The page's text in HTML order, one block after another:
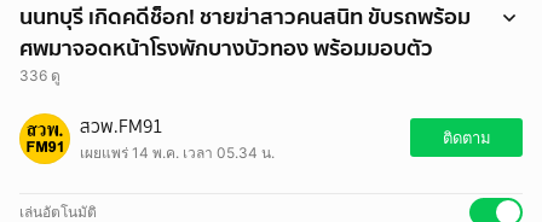
นนทบุรี เกิดคดีช็อก! ชายฆ่าสาวคนสนิท ขับรถพร้อม
ศพมาจอดหน้าโรงพักบางบัวทอง พร้อมมอบตัว
336 ดู
นนทบุรี เกิดคดีช็อก! ชายฆ่าสาวคนสนิท ขับรถพร้อมศพมาจอดหน้าโรงพัก
บางบัวทอง พร้อมมอบตัว
อ่านข่าว https://www.fm91bkk.com/newsarticle/71857
สวพ.FM91
เผยแพร่ 14 พ.ค. เวลา 05.34 น.
ติดตาม
เล่นอัตโนมัติ